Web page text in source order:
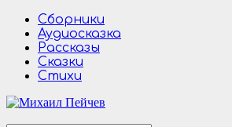
Перейти
содержимому
Сборники
Аудиосказка
Рассказы
Сказки
Стихи